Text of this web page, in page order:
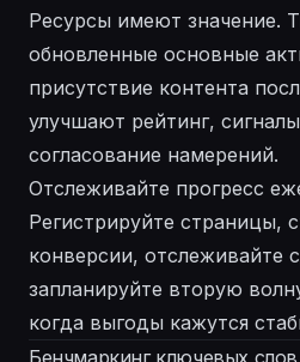
Ресурсы имеют значение.
обновленные основные
присутствие контента
улучшают рейтинг,
согласование намерений.
Отслеживайте прогресс
Регистрируйте страницы,
конверсии, отслеживайте
запланируйте вторую
когда выгоды кажутся
Бенчмаркинг ключевых